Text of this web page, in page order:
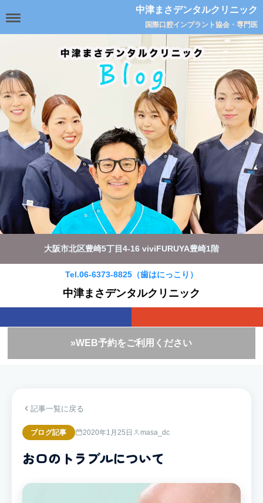
中津まさデンタルクリニック
国際口腔インプラント協会・専門医
大阪市北区豊崎5丁目4-16 viviFURUYA豊崎1階
Tel.06-6373-8825（歯はにっこり）
中津まさデンタルクリニック
»WEB予約をご利用ください
記事一覧に戻る
ブログ記事 2020年1月25日 masa_dc
お口のトラブルについて